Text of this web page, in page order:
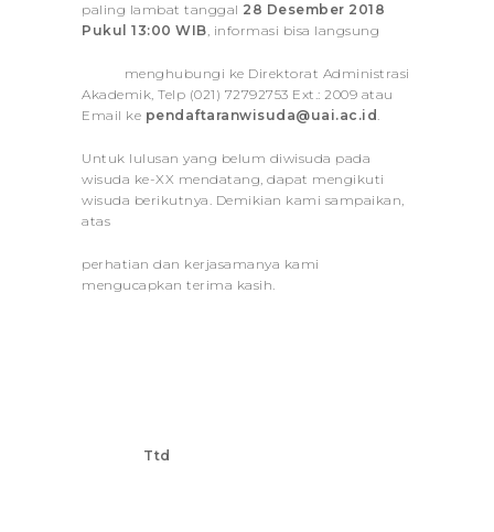
paling lambat tanggal 28 Desember 2018
Pukul 13:00 WIB, informasi bisa langsung
menghubungi ke Direktorat Administrasi
Akademik, Telp (021) 72792753 Ext.: 2009 atau
Email ke pendaftaranwisuda@uai.ac.id.
Untuk lulusan yang belum diwisuda pada
wisuda ke-XX mendatang, dapat mengikuti
wisuda berikutnya. Demikian kami sampaikan,
atas
perhatian dan kerjasamanya kami
mengucapkan terima kasih.
Ttd